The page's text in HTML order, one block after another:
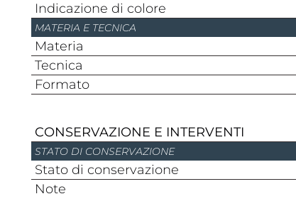
Indicazione di colore
MATERIA E TECNICA
Materia
Tecnica
Formato
CONSERVAZIONE E INTERVENTI
STATO DI CONSERVAZIONE
Stato di conservazione
Note